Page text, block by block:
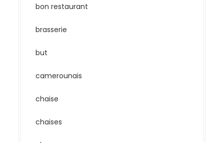
bon restaurant
brasserie
but
camerounais
chaise
chaises